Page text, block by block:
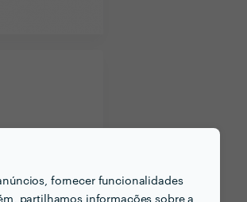
fornecer funcionalidades
partilhamos informações sobre a
quanto